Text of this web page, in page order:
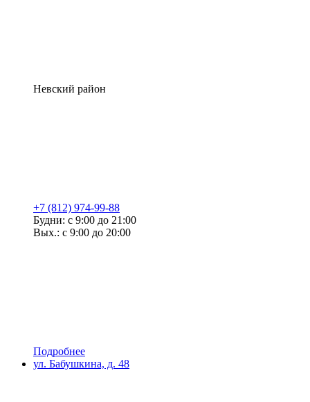
Невский район
+7 (812) 974-99-88
Будни: с 9:00 до 21:00
Вых.: с 9:00 до 20:00
Подробнее
ул. Бабушкина, д. 48